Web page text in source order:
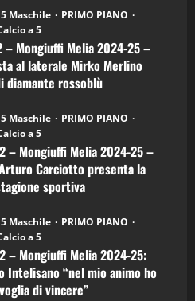
Maschile
PRIMO PIANO
a 5
– Mongiuffi Melia 2024-25 –
al laterale Mirko Merlino
diamante rossoblù
Maschile
PRIMO PIANO
a 5
– Mongiuffi Melia 2024-25 –
Carciotto presenta la
sportiva
Maschile
PRIMO PIANO
a 5
– Mongiuffi Melia 2024-25:
Intelisano “nel mio animo ho
di vincere”
in Podcast: 27^ Puntata
14 Aprile 2026)
2026
in Podcast: 26^ Puntata
07 Aprile 2026)
2026
in Podcast: 30^ Puntata
05 Maggio 2026)
2026